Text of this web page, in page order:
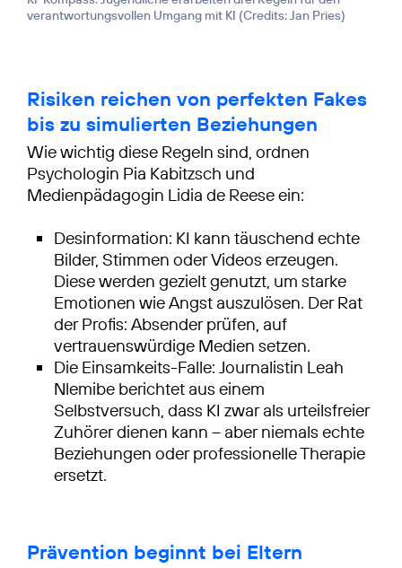
verantwortungsvollen Umgang mit KI (Credits: Jan Pries)
Risiken reichen von perfekten Fakes
bis zu simulierten Beziehungen
Wie wichtig diese Regeln sind, ordnen
Psychologin Pia Kabitzsch und
Medienpädagogin Lidia de Reese ein:
Desinformation: KI kann täuschend echte
Bilder, Stimmen oder Videos erzeugen.
Diese werden gezielt genutzt, um starke
Emotionen wie Angst auszulösen. Der Rat
der Profis: Absender prüfen, auf
vertrauenswürdige Medien setzen.
Die Einsamkeits-Falle: Journalistin Leah
Nlemibe berichtet aus einem
Selbstversuch, dass KI zwar als urteilsfreier
Zuhörer dienen kann – aber niemals echte
Beziehungen oder professionelle Therapie
ersetzt.
Prävention beginnt bei Eltern